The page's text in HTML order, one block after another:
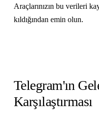
Araçlarınızın bu verileri
kıldığından emin olun.
Telegram'ın
Karşılaştırması